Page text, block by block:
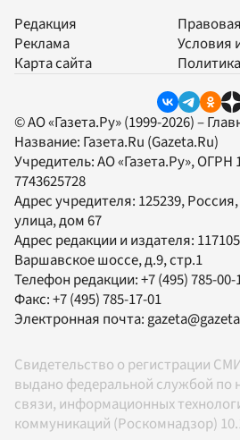
Редакция
Реклама
Карта сайта
Условия
© АО «Газета.Ру» (1999-2026) –
Название: Газета.Ru (Gazeta.Ru)
Учредитель:АО «Газета.Ру», ОГРН
7743625728
Адрес учредителя: 125239,
улица, дом 67
Адрес редакции и издателя: 117105
Варшавское шоссе, д.9, стр.1
Телефон редакции:+7 (495) 785-00-
Факс:+7 (495) 785-17-01
Электронная почта:
Свидетельство о регистрации
выдано федеральной службой по
связи, информационных
коммуникаций (Роскомнадзор)